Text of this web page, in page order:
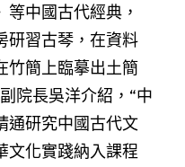
中國古代經典，
研習古琴，在資料
竹簡上臨摹出土簡
院長吳洋介紹，“中
通研究中國古代文
文化實踐納入課程